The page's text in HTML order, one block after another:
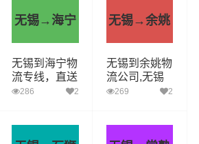
无锡→海宁
无锡到海宁物
流专线，直送
多少钱，几天
286 2
无锡→余姚
无锡到余姚物
流公司,无锡
到余姚货运专
269 2